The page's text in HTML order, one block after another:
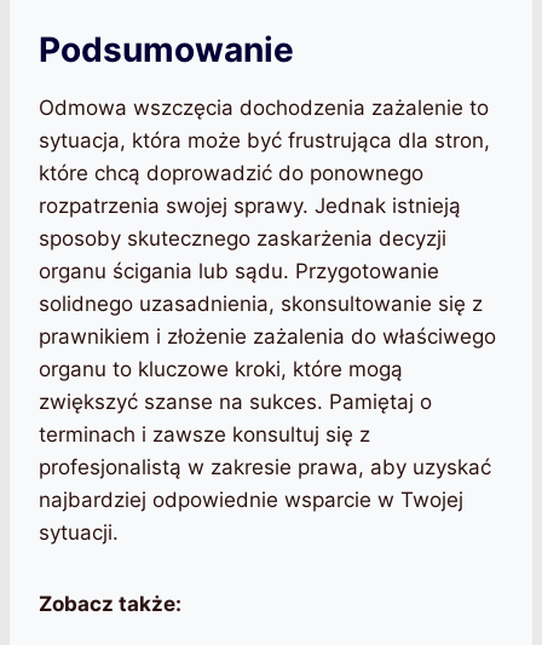
Podsumowanie
Odmowa wszczęcia dochodzenia zażalenie to
sytuacja, która może być frustrująca dla stron,
które chcą doprowadzić do ponownego
rozpatrzenia swojej sprawy. Jednak istnieją
sposoby skutecznego zaskarżenia decyzji
organu ścigania lub sądu. Przygotowanie
solidnego uzasadnienia, skonsultowanie się z
prawnikiem i złożenie zażalenia do właściwego
organu to kluczowe kroki, które mogą
zwiększyć szanse na sukces. Pamiętaj o
terminach i zawsze konsultuj się z
profesjonalistą w zakresie prawa, aby uzyskać
najbardziej odpowiednie wsparcie w Twojej
sytuacji.
Zobacz także: